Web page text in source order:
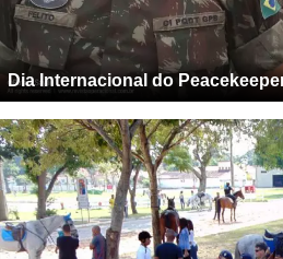
Dia Internacional do